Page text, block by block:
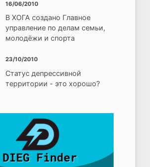
16/06/2010
В ХОГА создано Главное
управление по делам семьи,
молодёжи и спорта
23/10/2010
Статус депрессивной
территории - это хорошо?